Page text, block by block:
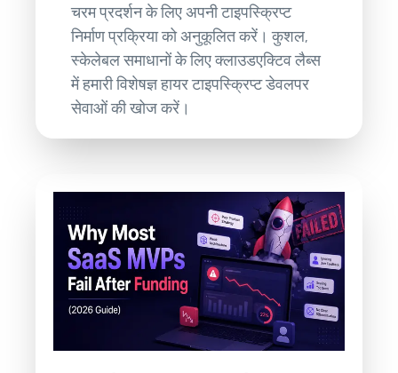
चरम प्रदर्शन के लिए अपनी टाइपस्क्रिप्ट
निर्माण प्रक्रिया को अनुकूलित करें। कुशल,
स्केलेबल समाधानों के लिए क्लाउडएक्टिव लैब्स
में हमारी विशेषज्ञ हायर टाइपस्क्रिप्ट डेवलपर
सेवाओं की खोज करें।